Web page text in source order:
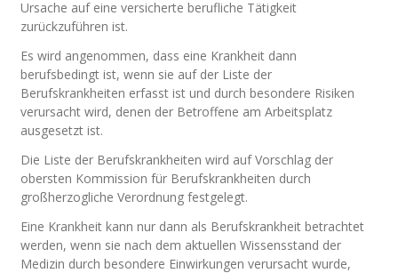
Ursache auf eine versicherte berufliche Tätigkeit
zurückzuführen ist.
Es wird angenommen, dass eine Krankheit dann
berufsbedingt ist, wenn sie auf der Liste der
Berufskrankheiten erfasst ist und durch besondere Risiken
verursacht wird, denen der Betroffene am Arbeitsplatz
ausgesetzt ist.
Die Liste der Berufskrankheiten wird auf Vorschlag der
obersten Kommission für Berufskrankheiten durch
großherzogliche Verordnung festgelegt.
Eine Krankheit kann nur dann als Berufskrankheit betrachtet
werden, wenn sie nach dem aktuellen Wissensstand der
Medizin durch besondere Einwirkungen verursacht wurde,